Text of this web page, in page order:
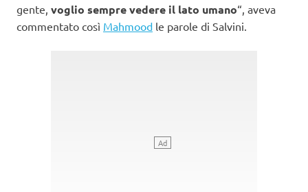
gente, voglio sempre vedere il lato umano“, aveva
commentato così Mahmood le parole di Salvini.